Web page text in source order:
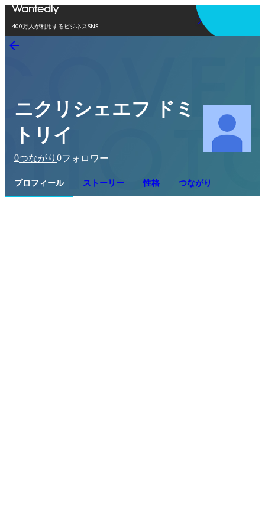
400万人が利用するビジネスSNS
アプリを使う
ニクリシェエフ ドミ
トリイ
0つながり 0フォロワー
プロフィール ストーリー 性格 つながり